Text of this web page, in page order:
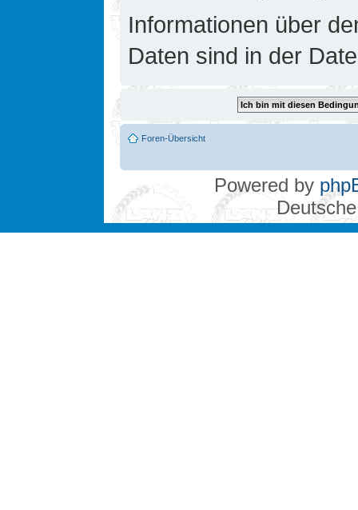
Informationen über
Daten sind in der
Foren-Übersicht
Powered by